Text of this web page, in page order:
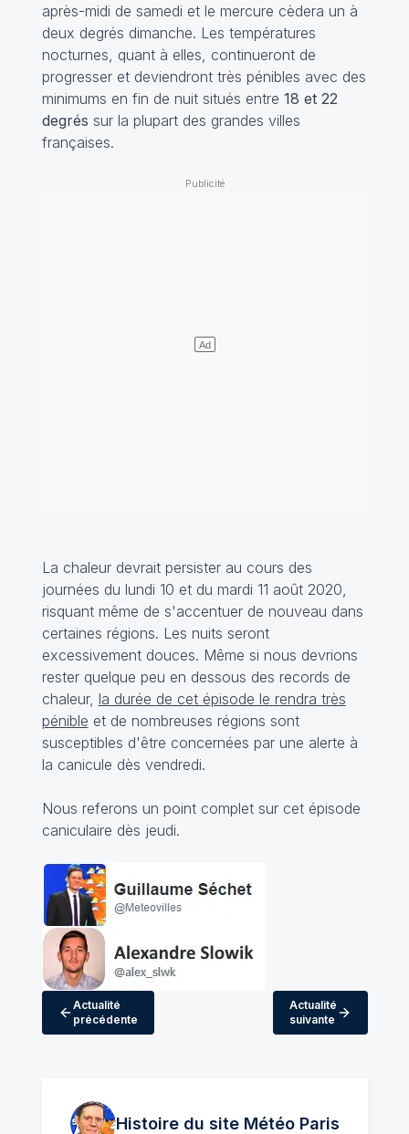
après-midi de samedi et le mercure cèdera un à
deux degrés dimanche. Les températures
nocturnes, quant à elles, continueront de
progresser et deviendront très pénibles avec des
minimums en fin de nuit situés entre 18 et 22
degrés sur la plupart des grandes villes
françaises.
La chaleur devrait persister au cours des
journées du lundi 10 et du mardi 11 août 2020,
risquant même de s'accentuer de nouveau dans
certaines régions. Les nuits seront
excessivement douces. Même si nous devrions
rester quelque peu en dessous des records de
chaleur, la durée de cet épisode le rendra très
pénible et de nombreuses régions sont
susceptibles d'être concernées par une alerte à
la canicule dès vendredi.
Nous referons un point complet sur cet épisode
caniculaire dès jeudi.
Actualité
précédente
Actualité
suivante
Histoire du site MétéoParis